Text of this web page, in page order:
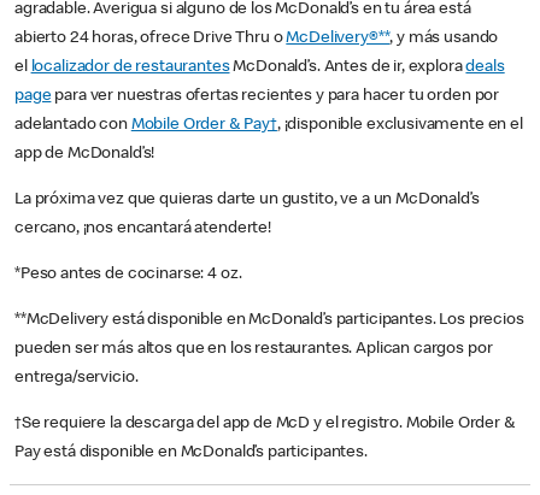
agradable. Averigua si alguno de los McDonald’s en tu área está
abierto 24 horas, ofrece Drive Thru oMcDelivery®**, y más usando
el localizador de restaurantesMcDonald’s. Antes de ir, exploradeals
pagepara ver nuestras ofertas recientes y para hacer tu orden por
adelantado con Mobile Order & Pay†, ¡disponible exclusivamente en el
app de McDonald’s!
La próxima vez que quieras darte un gustito, ve a un McDonald’s
cercano, ¡nos encantará atenderte!
*Peso antes de cocinarse: 4 oz.
**McDelivery está disponible en McDonald’s participantes. Los precios
pueden ser más altos que en los restaurantes. Aplican cargos por
entrega/servicio.
†Se requiere la descarga del app de McD y el registro. Mobile Order &
Pay está disponible en McDonald’s participantes.